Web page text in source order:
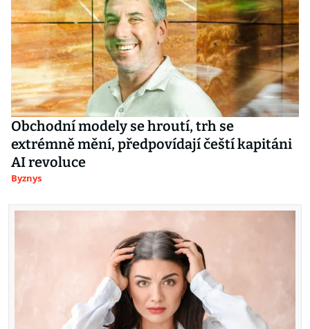
Obchodní modely se hroutí, trh se
extrémně mění, předpovídají čeští kapitáni
AI revoluce
Byznys